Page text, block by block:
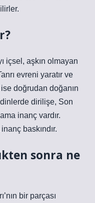
​​içsel, aşkın olmayan
evreni yaratır ve
doğrudan doğanın
dinlerde dirilişe, Son
inanç vardır.
baskındır.
sonra ne
bir parçası